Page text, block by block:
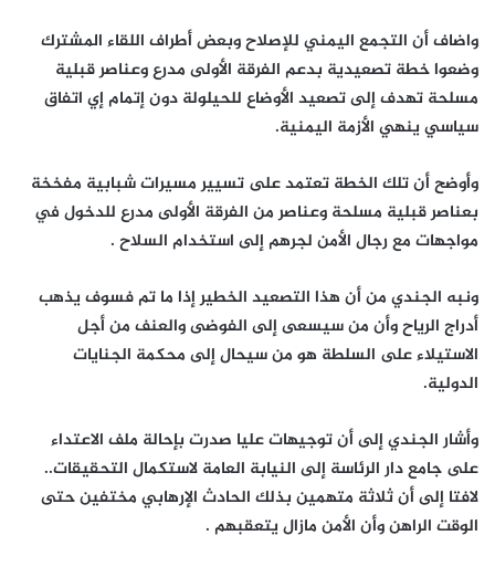
واضاف أن التجمع اليمني للإصلاح وبعض أطراف اللقاء المشترك
وضعوا خطة تصعيدية بدعم الفرقة الأولى مدرع وعناصر قبلية
مسلحة تهدف إلى تصعيد الأوضاع للحيلولة دون إتمام إي اتفاق
سياسي ينهي الأزمة اليمنية.
وأوضح أن تلك الخطة تعتمد على تسيير مسيرات شبابية مفخخة
بعناصر قبلية مسلحة وعناصر من الفرقة الأولى مدرع للدخول في
مواجهات مع رجال الأمن لجرهم إلى استخدام السلاح .
ونبه الجندي من أن هذا التصعيد الخطير إذا ما تم فسوف يذهب
أدراج الرياح وأن من سيسعى إلى الفوضى والعنف من أجل
الاستيلاء على السلطة هو من سيحال إلى محكمة الجنايات
الدولية.
وأشار الجندي إلى أن توجيهات عليا صدرت بإحالة ملف الاعتداء
على جامع دار الرئاسة إلى النيابة العامة لاستكمال التحقيقات..
لافتا إلى أن ثلاثة متهمين بذلك الحادث الإرهابي مختفين حتى
الوقت الراهن وأن الأمن مازال يتعقبهم .